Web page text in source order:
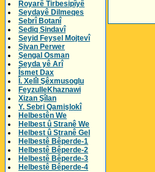
Royarê Tirbesipîyê
Seydayê Dilmeqes
Sebrî Botanî
Sediq Sindavî
Seyid Feysel Mojtevî
Şivan Perwer
Şengal Osman
Seyda yê Arî
Îsmet Dax
Î. Xelîl Şêxmusoglu
FeyzulleKhaznawi
Xizan Şîlan
Y. Sebri Qamişlokî
Helbestên We
Helbest û Stranê We
Helbest û Stranê Gel
Helbestê Bêperde-1
Helbestê Bêperde-2
Helbestê Bêperde-3
Helbestê Bêperde-4